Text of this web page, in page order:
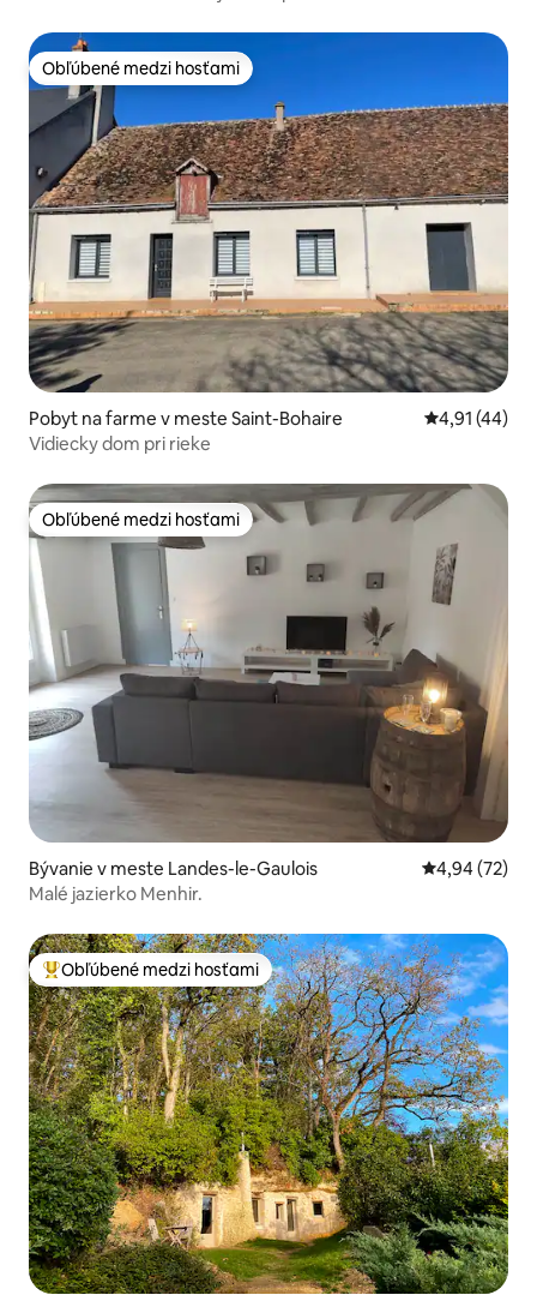
Obľúbené medzi hosťami
Obľúbené medzi hosťami
Pobyt na farme v meste Saint-Bohaire Priemerné
4,91 (44)
Vidiecky dom pri rieke
Obľúbené medzi hosťami
Obľúbené medzi hosťami
Bývanie v meste Landes-le-Gaulois Priemerné
4,94 (72)
Malé jazierko Menhir.
Najobľúbenejšie medzi hosťami
Obľúbené medzi hosťami